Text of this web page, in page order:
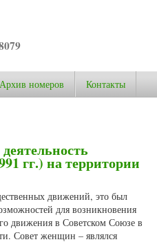
Архив номеров Контакты
гг.) на территории
движений, это был
для возникновения
движения в Советском Союзе в
Совет женщин – являлся